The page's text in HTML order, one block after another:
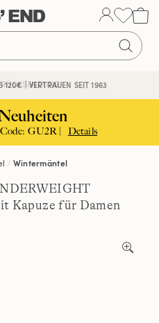
120€ | VERTRAUEN SEIT 1963
GU2R | Details
Wintermäntel
Kapuze für Damen